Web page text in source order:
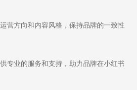
营方向和内容风格，保持品牌的一致性
专业的服务和支持，助力品牌在小红书